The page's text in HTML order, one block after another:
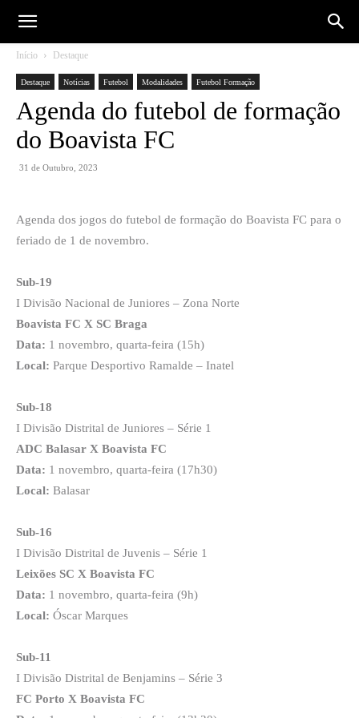
Início Destaque
Destaque Notícias Futebol Modalidades Futebol Formação
Agenda do futebol de formação
do Boavista FC
31 de Outubro, 2023
Agenda dos jogos do futebol de formação do Boavista FC para o
feriado de 1 de novembro.
Sub-19
I Divisão Nacional de Juniores – Zona Norte
Boavista FC X SC Braga
Data: 1 novembro, quarta-feira (15h)
Local: Parque Desportivo Ramalde – Inatel
Sub-18
I Divisão Distrital de Juniores – Série 1
ADC Balasar X Boavista FC
Data: 1 novembro, quarta-feira (17h30)
Local: Balasar
Sub-16
I Divisão Distrital de Juvenis – Série 1
Leixões SC X Boavista FC
Data: 1 novembro, quarta-feira (9h)
Local: Óscar Marques
Sub-11
I Divisão Distrital de Benjamins – Série 3
FC Porto X Boavista FC